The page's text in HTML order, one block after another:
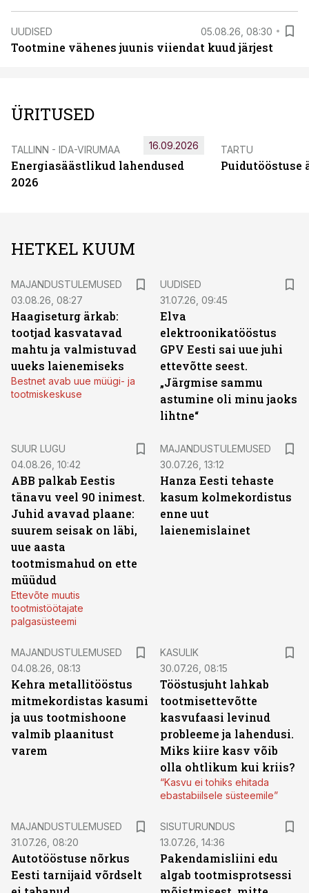
UUDISED 05.08.26, 08:30
Tootmine vähenes juunis viiendat kuud järjest
ÜRITUSED
TALLINN - IDA-VIRUMAA
Energiasäästlikud lahendused
2026
16.09.2026 TARTU
Puidutööstuse
HETKEL KUUM
MAJANDUSTULEMUSED
03.08.26, 08:27
Haagiseturg ärkab:
tootjad kasvatavad
mahtu ja valmistuvad
uueks laienemiseks
Bestnet avab uue müügi- ja
tootmiskeskuse
UUDISED
31.07.26, 09:45
Elva
elektroonikatööstus
GPV Eesti sai uue juhi
ettevõtte seest.
„Järgmise sammu
astumine oli minu jaoks
lihtne“
SUUR LUGU
04.08.26, 10:42
ABB palkab Eestis
tänavu veel 90 inimest.
Juhid avavad plaane:
suurem seisak on läbi,
uue aasta
tootmismahud on ette
müüdud
Ettevõte muutis
tootmistöötajate
palgasüsteemi
MAJANDUSTULEMUSED
30.07.26, 13:12
Hanza Eesti tehaste
kasum kolmekordistus
enne uut
laienemislainet
MAJANDUSTULEMUSED
04.08.26, 08:13
Kehra metallitööstus
mitmekordistas kasumi
ja uus tootmishoone
valmib plaanitust
varem
KASULIK
30.07.26, 08:15
Tööstusjuht lahkab
tootmisettevõtte
kasvufaasi levinud
probleeme ja lahendusi.
Miks kiire kasv võib
olla ohtlikum kui kriis?
“Kasvu ei tohiks ehitada
ebastabiilsele süsteemile”
MAJANDUSTULEMUSED
31.07.26, 08:20
Autotööstuse nõrkus
Eesti tarnijaid võrdselt
SISUTURUNDUS
13.07.26, 14:36
Pakendamisliini edu
algab tootmisprotsessi